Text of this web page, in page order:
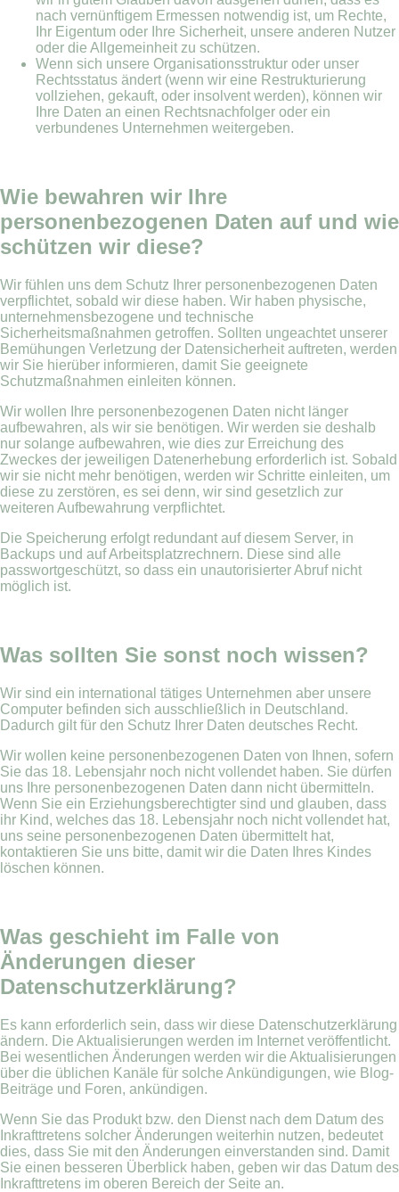
nach vernünftigem Ermessen notwendig ist, um Rechte,
Ihr Eigentum oder Ihre Sicherheit, unsere anderen Nutzer
oder die Allgemeinheit zu schützen.
Wenn sich unsere Organisationsstruktur oder unser
Rechtsstatus ändert (wenn wir eine Restrukturierung
vollziehen, gekauft, oder insolvent werden), können wir
Ihre Daten an einen Rechtsnachfolger oder ein
verbundenes Unternehmen weitergeben.
Wie bewahren wir Ihre
personenbezogenen Daten auf und wie
schützen wir diese?
Wir fühlen uns dem Schutz Ihrer personenbezogenen Daten
verpflichtet, sobald wir diese haben. Wir haben physische,
unternehmensbezogene und technische
Sicherheitsmaßnahmen getroffen. Sollten ungeachtet unserer
Bemühungen Verletzung der Datensicherheit auftreten, werden
wir Sie hierüber informieren, damit Sie geeignete
Schutzmaßnahmen einleiten können.
Wir wollen Ihre personenbezogenen Daten nicht länger
aufbewahren, als wir sie benötigen. Wir werden sie deshalb
nur solange aufbewahren, wie dies zur Erreichung des
Zweckes der jeweiligen Datenerhebung erforderlich ist. Sobald
wir sie nicht mehr benötigen, werden wir Schritte einleiten, um
diese zu zerstören, es sei denn, wir sind gesetzlich zur
weiteren Aufbewahrung verpflichtet.
Die Speicherung erfolgt redundant auf diesem Server, in
Backups und auf Arbeitsplatzrechnern. Diese sind alle
passwortgeschützt, so dass ein unautorisierter Abruf nicht
möglich ist.
Was sollten Sie sonst noch wissen?
Wir sind ein international tätiges Unternehmen aber unsere
Computer befinden sich ausschließlich in Deutschland.
Dadurch gilt für den Schutz Ihrer Daten deutsches Recht.
Wir wollen keine personenbezogenen Daten von Ihnen, sofern
Sie das 18. Lebensjahr noch nicht vollendet haben. Sie dürfen
uns Ihre personenbezogenen Daten dann nicht übermitteln.
Wenn Sie ein Erziehungsberechtigter sind und glauben, dass
ihr Kind, welches das 18. Lebensjahr noch nicht vollendet hat,
uns seine personenbezogenen Daten übermittelt hat,
kontaktieren Sie uns bitte, damit wir die Daten Ihres Kindes
löschen können.
Was geschieht im Falle von
Änderungen dieser
Datenschutzerklärung?
Es kann erforderlich sein, dass wir diese Datenschutzerklärung
ändern. Die Aktualisierungen werden im Internet veröffentlicht.
Bei wesentlichen Änderungen werden wir die Aktualisierungen
über die üblichen Kanäle für solche Ankündigungen, wie Blog-
Beiträge und Foren, ankündigen.
Wenn Sie das Produkt bzw. den Dienst nach dem Datum des
Inkrafttretens solcher Änderungen weiterhin nutzen, bedeutet
dies, dass Sie mit den Änderungen einverstanden sind. Damit
Sie einen besseren Überblick haben, geben wir das Datum des
Inkrafttretens im oberen Bereich der Seite an.